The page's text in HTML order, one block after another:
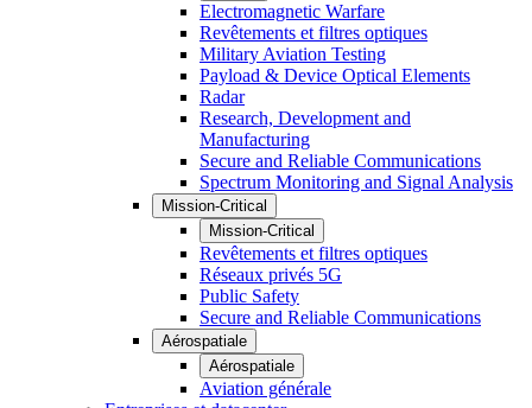
Electromagnetic Warfare
Revêtements et filtres optiques
Military Aviation Testing
Payload & Device Optical Elements
Radar
Research, Development and
Manufacturing
Secure and Reliable Communications
Spectrum Monitoring and Signal Analysis
Mission-Critical
Mission-Critical
Revêtements et filtres optiques
Réseaux privés 5G
Public Safety
Secure and Reliable Communications
Aérospatiale
Aérospatiale
Aviation générale